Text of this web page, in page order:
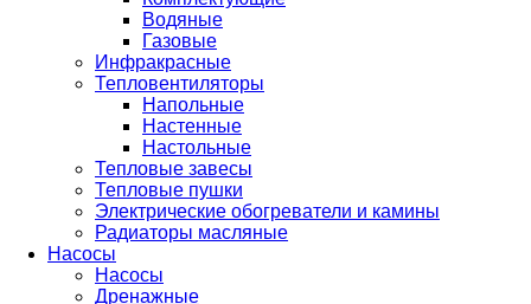
Водяные
Газовые
Инфракрасные
Тепловентиляторы
Напольные
Настенные
Настольные
Тепловые завесы
Тепловые пушки
Электрические обогреватели и камины
Радиаторы масляные
Насосы
Насосы
Дренажные